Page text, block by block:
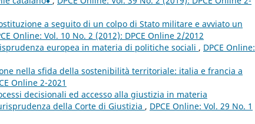
a seguito di un colpo di Stato militare e avviato un
Online: Vol. 10 No. 2 (2012): DPCE Online 2/2012
europea in materia di politiche sociali , DPCE Online:
nella sfida della sostenibilità territoriale: italia e francia a
Online 2-2021
decisionali ed accesso alla giustizia in materia
della Corte di Giustizia , DPCE Online: Vol. 29 No. 1